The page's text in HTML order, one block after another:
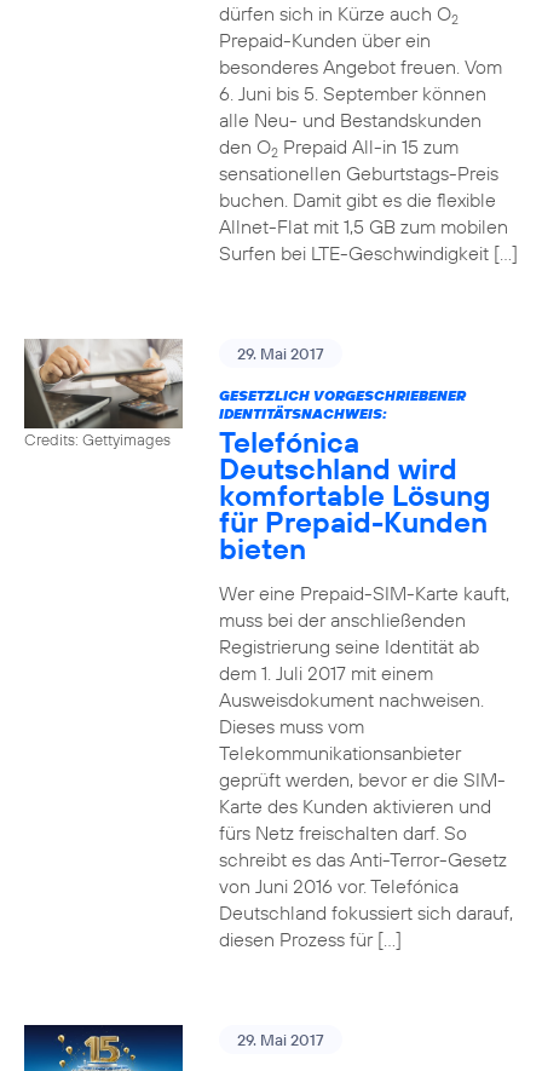
dürfen sich in Kürze auch O2
Prepaid-Kunden über ein
besonderes Angebot freuen. Vom
6. Juni bis 5. September können
alle Neu- und Bestandskunden
den O2Prepaid All-in 15 zum
sensationellen Geburtstags-Preis
buchen. Damit gibt es die flexible
Allnet-Flat mit 1,5 GB zum mobilen
Surfen bei LTE-Geschwindigkeit […]
Credits: Gettyimages
29. Mai 2017
GESETZLICH VORGESCHRIEBENER
IDENTITÄTSNACHWEIS:
Telefónica
Deutschland wird
komfortable Lösung
für Prepaid-Kunden
bieten
Wer eine Prepaid-SIM-Karte kauft,
muss bei der anschließenden
Registrierung seine Identität ab
dem 1. Juli 2017 mit einem
Ausweisdokument nachweisen.
Dieses muss vom
Telekommunikationsanbieter
geprüft werden, bevor er die SIM-
Karte des Kunden aktivieren und
fürs Netz freischalten darf. So
schreibt es das Anti-Terror-Gesetz
von Juni 2016 vor. Telefónica
Deutschland fokussiert sich darauf,
diesen Prozess für […]
29. Mai 2017